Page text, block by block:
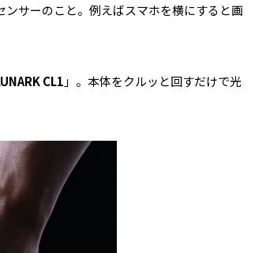
サーのこと。例えばスマホを横にすると画
CL1 」。本体をクルッと回すだけで光